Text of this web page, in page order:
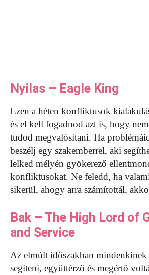
Nyilas – Eagle King
Ezen a héten konfliktusok
és el kell fogadnod azt is, hogy
tudod megvalósítani. Ha
beszélj egy szakemberrel, aki
lelked mélyén gyökerező
konfliktusokat. Ne feledd, ha
sikerül, ahogy arra számítottál,
Bak – The High Lord of
and Service
Az elmúlt időszakban mindenkinek
segíteni, együttérző és megértő